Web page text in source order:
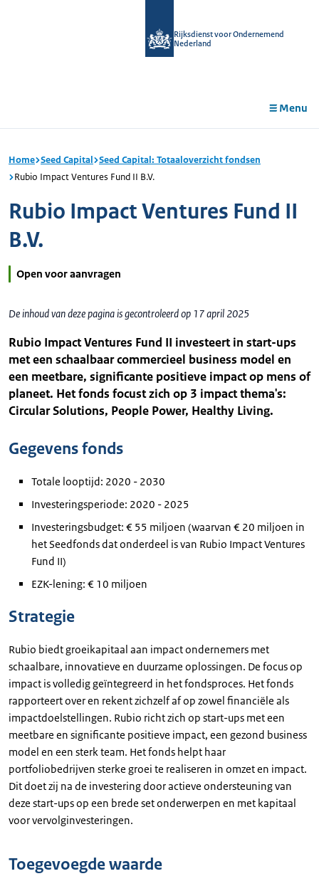
Rijksdienst voor Ondernemend
Nederland
Menu
Home Seed Capital Seed Capital: Totaaloverzicht fondsen
Rubio Impact Ventures Fund II B.V.
Rubio Impact Ventures Fund II
B.V.
Open voor aanvragen
De inhoud van deze pagina is gecontroleerd op 17 april 2025
Rubio Impact Ventures Fund II investeert in start-ups
met een schaalbaar commercieel business model en
een meetbare, significante positieve impact op mens of
planeet. Het fonds focust zich op 3 impact thema's:
Circular Solutions, People Power, Healthy Living.
Gegevens fonds
Totale looptijd: 2020 - 2030
Investeringsperiode: 2020 - 2025
Investeringsbudget: € 55 miljoen (waarvan € 20 miljoen in
het Seedfonds dat onderdeel is van Rubio Impact Ventures
Fund II)
EZK-lening: € 10 miljoen
Strategie
Rubio biedt groeikapitaal aan impact ondernemers met
schaalbare, innovatieve en duurzame oplossingen. De focus op
impact is volledig geïntegreerd in het fondsproces. Het fonds
rapporteert over en rekent zichzelf af op zowel financiële als
impactdoelstellingen. Rubio richt zich op start-ups met een
meetbare en significante positieve impact, een gezond business
model en een sterk team. Het fonds helpt haar
portfoliobedrijven sterke groei te realiseren in omzet en impact.
Dit doet zij na de investering door actieve ondersteuning van
deze start-ups op een brede set onderwerpen en met kapitaal
voor vervolginvesteringen.
Toegevoegde waarde